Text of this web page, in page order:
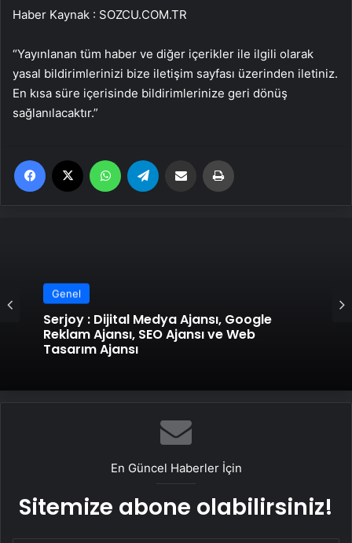
Haber Kaynak : SOZCU.COM.TR
“Yayınlanan tüm haber ve diğer içerikler ile ilgili olarak
yasal bildirimlerinizi bize iletişim sayfası üzerinden iletiniz.
En kısa süre içerisinde bildirimlerinize geri dönüş
sağlanılacaktır.”
Facebook WhatsApp Email'den paylaş
Genel
Serjoy : Dijital Medya Ajansı, Google
Reklam Ajansı, SEO Ajansı ve Web
Tasarım Ajansı
En Güncel Haberler İçin
Sitemize abone olabilirsiniz!